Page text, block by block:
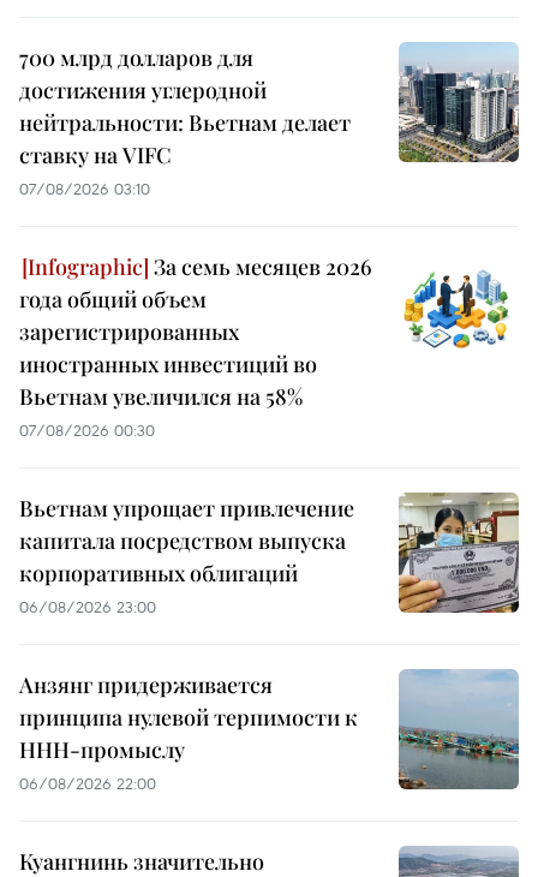
700 млрд долларов для
достижения углеродной
нейтральности: Вьетнам делает
ставку на VIFC
07/08/2026 03:10
За семь месяцев 2026
года общий объем
зарегистрированных
иностранных инвестиций во
Вьетнам увеличился на 58%
07/08/2026 00:30
Вьетнам упрощает привлечение
капитала посредством выпуска
корпоративных облигаций
06/08/2026 23:00
Анзянг придерживается
принципа нулевой терпимости к
ННН-промыслу
06/08/2026 22:00
Куангнинь значительно